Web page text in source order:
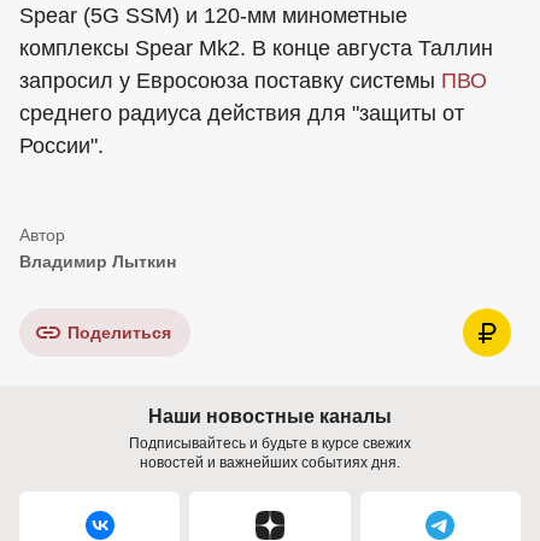
Spear (5G SSM) и 120-мм минометные
комплексы Spear Mk2. В конце августа Таллин
запросил у Евросоюза поставку системы ПВО
среднего радиуса действия для "защиты от
России".
Владимир Лыткин
Поделиться
Наши новостные каналы
Подписывайтесь и будьте в курсе свежих
новостей и важнейших событиях дня.